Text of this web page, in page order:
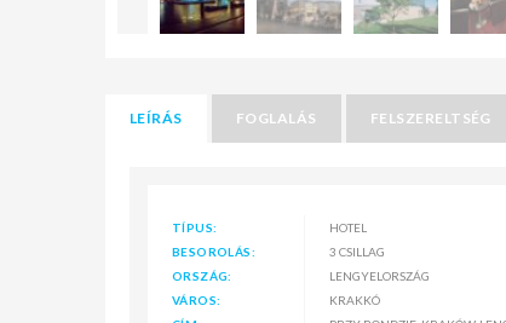
LEÍRÁS FOGLALÁS FELSZERELTSÉG
TÍPUS:
HOTEL
BESOROLÁS:
3 CSILLAG
ORSZÁG:
LENGYELORSZÁG
VÁROS:
KRAKKÓ